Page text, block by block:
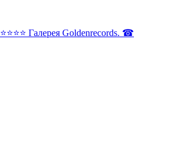
Галерея Goldenrecords. ☎